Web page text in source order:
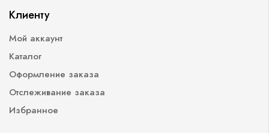
Клиенту
Мой аккаунт
Каталог
Оформление заказа
Отслеживание заказа
Избранное